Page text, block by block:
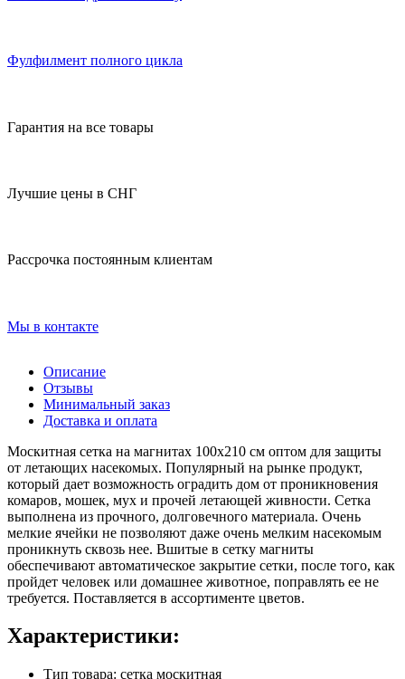
Фулфилмент полного цикла
Гарантия на все товары
Лучшие цены в СНГ
Рассрочка постоянным клиентам
Мы в контакте
Описание
Отзывы
Минимальный заказ
Доставка и оплата
Москитная сетка на магнитах 100х210 см оптом для защиты
от летающих насекомых. Популярный на рынке продукт,
который дает возможность оградить дом от проникновения
комаров, мошек, мух и прочей летающей живности. Сетка
выполнена из прочного, долговечного материала. Очень
мелкие ячейки не позволяют даже очень мелким насекомым
проникнуть сквозь нее. Вшитые в сетку магниты
обеспечивают автоматическое закрытие сетки, после того, как
пройдет человек или домашнее животное, поправлять ее не
требуется. Поставляется в ассортименте цветов.
Характеристики:
Тип товара: сетка москитная